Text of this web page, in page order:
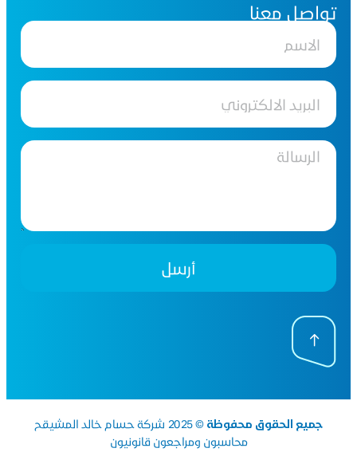
تواصل معنا
أرسل
جميع الحقوق محفوظة
© 2025 شركة حسام خالد المشيقح
محاسبون ومراجعون قانونيون